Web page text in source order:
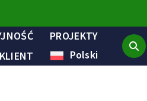
PROJEKTY
Polski